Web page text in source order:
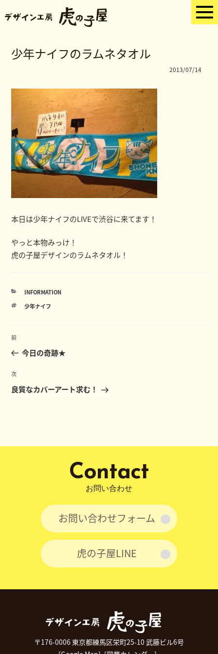
少年ナイフのラムネタオル
2013/07/14
本日は少年ナイフのLIVEで渋谷に来てます！
やっと本物みっけ！
虎の子屋デザインのラムネタオル！
カ
ゴ
INFORMATION
タ
少年ナイフ
投
ナ
ビ
ゲ
前
の
稿
前
今日の奇跡★
次
の
次
良質なカバーアート求む！
Contact
お問い合わせ
お問い合わせフォーム
虎の子屋LINE
〒176-0006 東京都練馬区栄町25-10 武藤ビル6号